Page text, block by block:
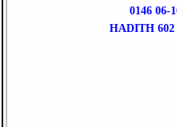
0146 06-
HADITH